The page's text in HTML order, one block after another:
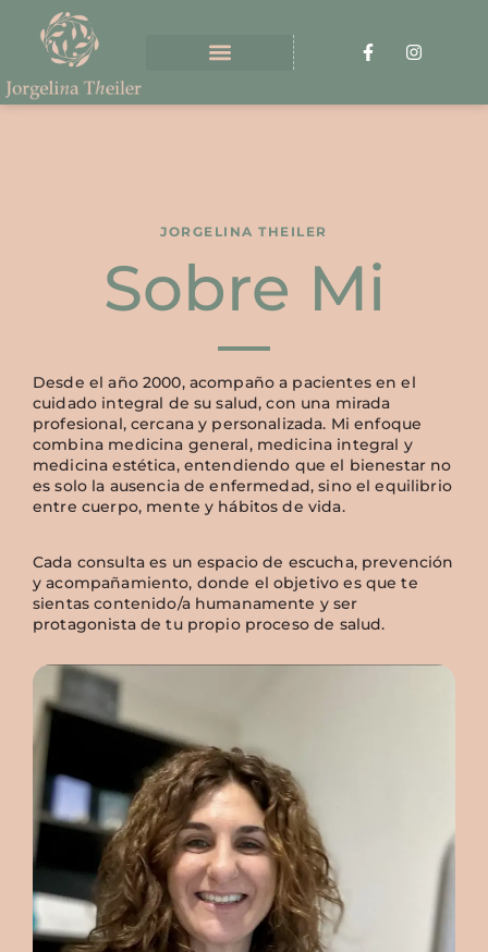
JORGELINA THEILER
Sobre Mi
Desde el año 2000, acompaño a pacientes en el
cuidado integral de su salud, con una mirada
profesional, cercana y personalizada. Mi enfoque
combina medicina general, medicina integral y
medicina estética, entendiendo que el bienestar no
es solo la ausencia de enfermedad, sino el equilibrio
entre cuerpo, mente y hábitos de vida.
Cada consulta es un espacio de escucha, prevención
y acompañamiento, donde el objetivo es que te
sientas contenido/a humanamente y ser
protagonista de tu propio proceso de salud.